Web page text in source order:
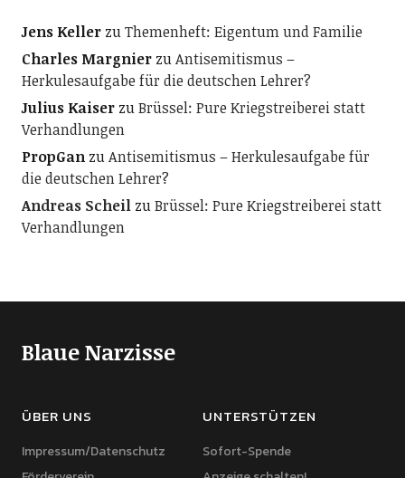
Jens KellerzuThemenheft: Eigentum und Familie
Charles MargnierzuAntisemitismus –
Herkulesaufgabe für die deutschen Lehrer?
Julius KaiserzuBrüssel: Pure Kriegstreiberei statt
Verhandlungen
PropGanzuAntisemitismus – Herkulesaufgabe für
die deutschen Lehrer?
Andreas ScheilzuBrüssel: Pure Kriegstreiberei statt
Verhandlungen
Blaue Narzisse
ÜBER UNS
Impressum/Datenschutz
UNTERSTÜTZEN
Sofort-Spende